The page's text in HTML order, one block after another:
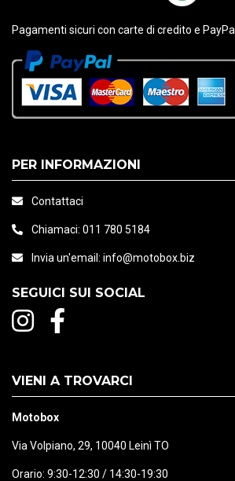
Pagamenti sicuri con carte di credito e PayPal
PER INFORMAZIONI
Contattaci
Chiamaci: 011 780 5184
Invia un'email: info@motobox.biz
SEGUICI SUI SOCIAL
VIENI A TROVARCI
Motobox
Via Volpiano, 29, 10040 Leinì TO
Orario: 9:30-12:30 / 14:30-19:30